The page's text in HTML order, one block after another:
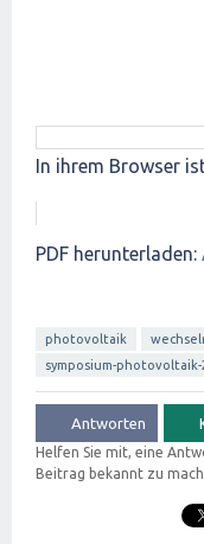
In ihrem Browser
PDF herunterladen:
photovoltaik
symposium-photovoltaik-
Helfen Sie mit, eine
Beitrag bekannt zu